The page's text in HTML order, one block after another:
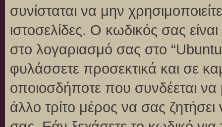
συνίσταται να μην
ιστοσελίδες. Ο κωδικός σας
στο λογαριασμό σας στο
φυλάσσετε προσεκτικά και σε
οποιοσδήποτε που συνδέεται
άλλο τρίτο μέρος να σας